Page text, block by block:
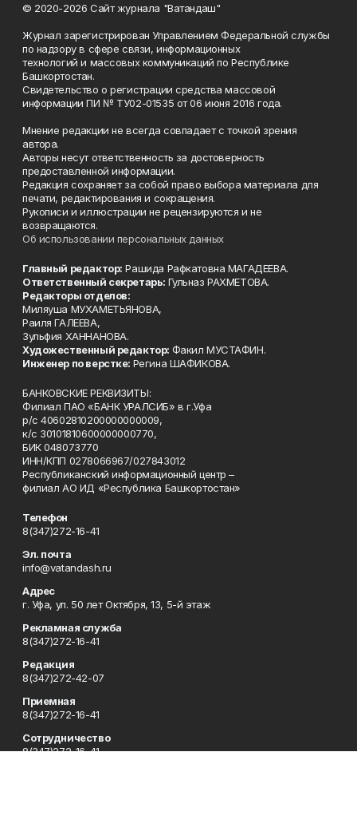
© 2020-2026 Сайт журнала "Ватандаш"
Журнал зарегистрирован Управлением Федеральной службы
по надзору в сфере связи, информационных
технологий и массовых коммуникаций по Республике
Башкортостан.
Свидетельство о регистрации средства массовой
информации ПИ № ТУ02-01535 от 06 июня 2016 года.
Мнение редакции не всегда совпадает с точкой зрения
автора.
Авторы несут ответственность за достоверность
предоставленной информации.
Редакция сохраняет за собой право выбора материала для
печати, редактирования и сокращения.
Рукописи и иллюстрации не рецензируются и не
возвращаются.
Об использовании персональных данных
Главный редактор: Рашида Рафкатовна МАГАДЕЕВА.
Ответственный секретарь: Гульназ РАХМЕТОВА.
Редакторы отделов:
Миляуша МУХАМЕТЬЯНОВА,
Раиля ГАЛЕЕВА,
Зульфия ХАННАНОВА.
Художественный редактор: Факил МУСТАФИН.
Инженер по верстке: Регина ШАФИКОВА.
БАНКОВСКИЕ РЕКВИЗИТЫ:
Филиал ПАО «БАНК УРАЛСИБ» в г.Уфа
р/с 40602810200000000009,
к/с 30101810600000000770,
БИК 048073770
ИНН/КПП 0278066967/027843012
Республиканский информационный центр –
филиал АО ИД «Республика Башкортостан»
Телефон
8(347)272-16-41
Эл. почта
info@vatandash.ru
Адрес
г. Уфа, ул. 50 лет Октября, 13, 5-й этаж
Рекламная служба
8(347)272-16-41
Редакция
8(347)272-42-07
Приемная
8(347)272-16-41
Сотрудничество
8(347)272-16-41